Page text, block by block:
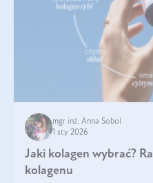
mgr inż. Anna Sobol
1 sty 2026
Jaki kolagen wybrać?
kolagenu